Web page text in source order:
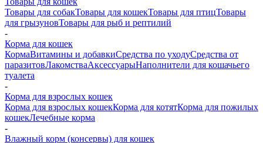
Товары для собакТовары для кошекТовары для птицТовары
для грызуновТовары для рыб и рептилий
-
Корма для кошек
КормаВитамины и добавкиСредства по уходуСредства от
паразитовЛакомстваАксессуарыНаполнители для кошачьего
туалета
-
Корма для взрослых кошек
Корма для взрослых кошекКорма для котятКорма для пожилых
кошекЛечебные корма
-
Влажный корм (консервы) для кошек